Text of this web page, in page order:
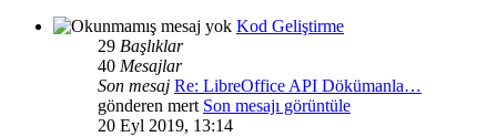
Kod Geliştirme
29 Başlıklar
40 Mesajlar
Son mesaj Re: LibreOffice API Dökümanla…
gönderen mert Son mesajı görüntüle
20 Eyl 2019, 13:14